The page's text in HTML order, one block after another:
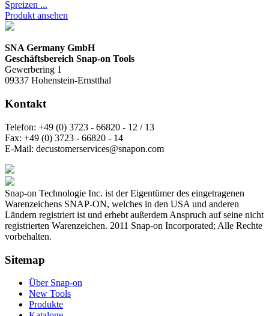
Spreizen ...
Produkt ansehen
SNA Germany GmbH
Geschäftsbereich Snap-on Tools
Gewerbering 1
09337 Hohenstein-Ernstthal
Kontakt
Telefon: +49 (0) 3723 - 66820 - 12 / 13
Fax: +49 (0) 3723 - 66820 - 14
E-Mail: decustomerservices@snapon.com
Snap-on Technologie Inc. ist der Eigentümer des eingetragenen
Warenzeichens SNAP-ON, welches in den USA und anderen
Ländern registriert ist und erhebt außerdem Anspruch auf seine nicht
registrierten Warenzeichen. 2011 Snap-on Incorporated; Alle Rechte
vorbehalten.
Sitemap
Über Snap-on
New Tools
Produkte